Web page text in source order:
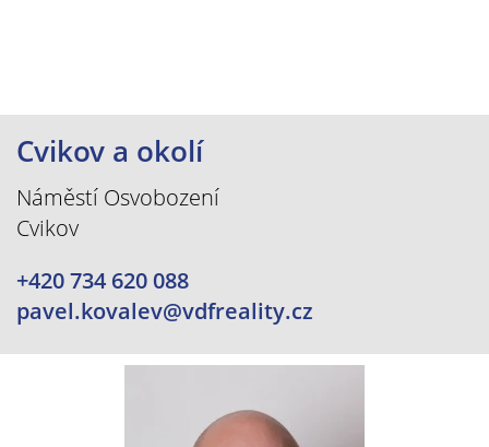
Cvikov a okolí
Náměstí Osvobození
Cvikov
+420 734 620 088
pavel.kovalev@vdfreality.cz